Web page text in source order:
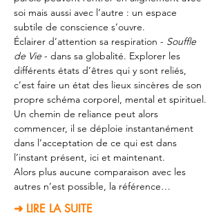
soi mais aussi avec l’autre : un espace
subtile de conscience s’ouvre.
Éclairer d’attention sa respiration - Souffle
de Vie - dans sa globalité. Explorer les
différents états d’êtres qui y sont reliés,
c’est faire un état des lieux sincères de son
propre schéma corporel, mental et spirituel.
Un chemin de reliance peut alors
commencer, il se déploie instantanément
dans l’acceptation de ce qui est dans
l’instant présent, ici et maintenant.
Alors plus aucune comparaison avec les
autres n’est possible, la référence…
➜ LIRE LA SUITE